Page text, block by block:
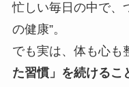
忙しい毎日の中で、
の健康”。
でも実は、体も心も
た習慣」を続けるこ